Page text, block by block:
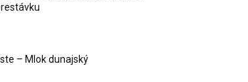
– Mlok dunajský